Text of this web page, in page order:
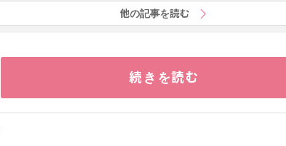
他の記事を読む
続きを読む